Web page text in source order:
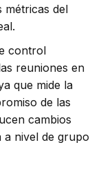
métricas del
control
reuniones en
que mide la
de las
cambios
nivel de grupo